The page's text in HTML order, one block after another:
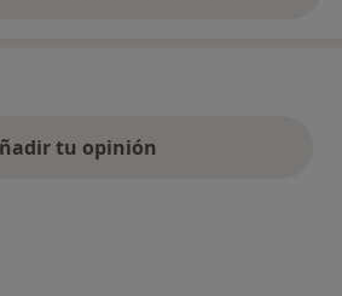
tu opinión